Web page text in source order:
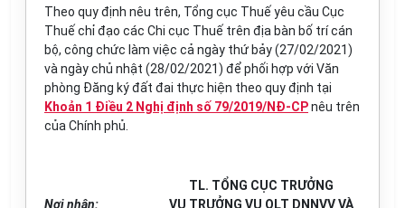
Theo quy định nêu trên, Tổng cục Thuế yêu cầu Cục
Thuế chỉ đạo các Chi cục Thuế trên địa bàn bố trí cán
bộ, công chức làm việc cả ngày thứ bảy (27/02/2021)
và ngày chủ nhật (28/02/2021) để phối hợp với Văn
phòng Đăng ký đất đai thực hiện theo quy định tại
Khoản 1 Điều 2 Nghị định số 79/2019/NĐ-CPnêu trên
của Chính phủ.
Nơi nhận:
TL. TỔNG CỤC TRƯỞNG
VỤ TRƯỞNG VỤ QLT DNNVV VÀ